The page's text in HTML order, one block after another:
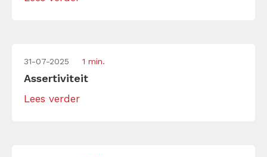
31-07-2025 1 min.
Assertiviteit
Lees verder